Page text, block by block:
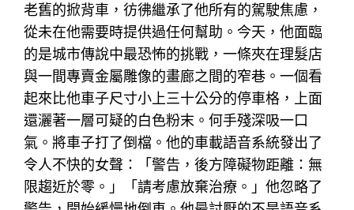
老舊的掀背車，彷彿繼承了他所有的駕駛焦慮，
從未在他需要時提供過任何幫助。今天，他面臨
的是城市傳說中最恐怖的挑戰，一條夾在理髮店
與一間專賣金屬雕像的畫廊之間的窄巷。一個看
起來比他車子尺寸小上三十公分的停車格，上面
還灑著一層可疑的白色粉末。何手殘深吸一口
氣。將車子打了倒檔。他的車載語音系統發出了
令人不快的女聲：「警告，後方障礙物距離：無
限趨近於零。」「請考慮放棄治療。」他忽略了